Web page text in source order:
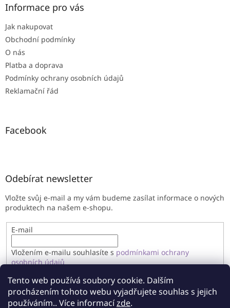
Tento web používá soubory cookie. Dalším
procházením tohoto webu vyjadřujete souhlas s jejich
používáním.. Více informacízde.
Informace pro vás
Jak nakupovat
Obchodní podmínky
O nás
Platba a doprava
Podmínky ochrany osobních údajů
Reklamační řád
Facebook
Odebírat newsletter
Vložte svůj e-mail a my vám budeme zasílat informace o nových
produktech na našem e-shopu.
E-mail
Vložením e-mailu souhlasíte s podmínkami ochrany
osobních údajů
PŘIHLÁSIT SE